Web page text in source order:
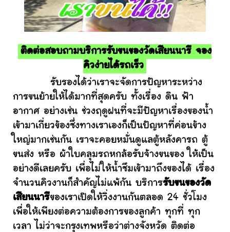
ติดต่อสอบถามบริการรับขนของวัดเสียนนารี จอง
คิวง่ายได้รถเร็ว
รับรองได้ว่าเราจะจัดการปัญหาระหว่าง
การขนย้ายให้ได้มากที่สุดครับ ทั้งเรื่อง ดิน ฟ้า
อากาศ อย่างเช่น ช่วงฤดูฝนที่จะมีปัญหาเรื่องของน้ำ
เข้ามาเกี่ยวข้องซึ่งทางเราเองก็เป็นปัญหาที่ค่อนข้าง
ใหญ่มากเช่นกัน เราจะคอยหมั่นดูแลตู้หลังคารถ ตู้
ขนส่ง หรือ ผ้าใบคลุมรถหกล้อรับจ้างขนของ ให้เป็น
อย่างดีเลยครับ เพื่อไม่ให้น้ำซึมเข้ามาถึงของได้ เรื่อง
จำนวนคิวงานก็สำคัญไม่แพ้กัน บริการรับขนของวัด
เสียนนารีของเราเปิดให้วิ่งงานกันตลอด 24 ชั่วโมง
เพื่อให้เพียงต่อความต้องการของลูกค้า ทุกที่ ทุก
เวลา ไม่ว่าจะกรุงเทพหรือว่าต่างจังหวัด ติดต่อ